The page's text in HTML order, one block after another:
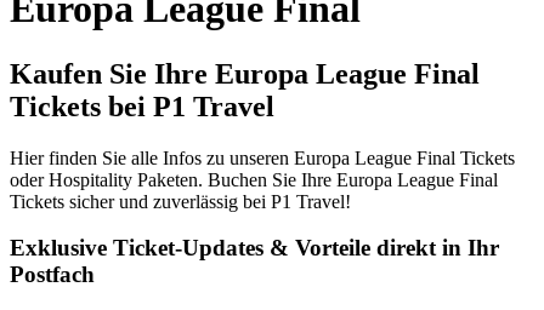
Europa League Final
Kaufen Sie Ihre Europa League Final
Tickets bei P1 Travel
Hier finden Sie alle Infos zu unseren Europa League Final Tickets
oder Hospitality Paketen. Buchen Sie Ihre Europa League Final
Tickets sicher und zuverlässig bei P1 Travel!
Exklusive Ticket-Updates & Vorteile direkt in Ihr
Postfach